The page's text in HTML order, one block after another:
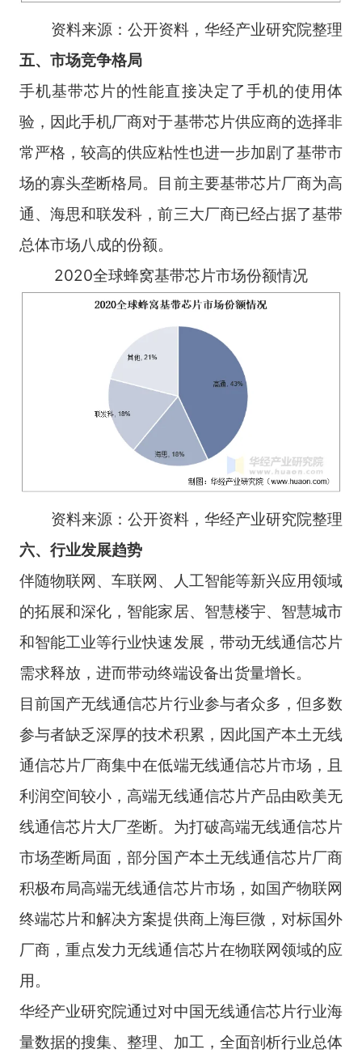
资料来源：公开资料，华经产业研究院整理
五、市场竞争格局
手机基带芯片的性能直接决定了手机的使用体
验，因此手机厂商对于基带芯片供应商的选择非
常严格，较高的供应粘性也进一步加剧了基带市
场的寡头垄断格局。目前主要基带芯片厂商为高
通、海思和联发科，前三大厂商已经占据了基带
总体市场八成的份额。
2020全球蜂窝基带芯片市场份额情况
资料来源：公开资料，华经产业研究院整理
六、行业发展趋势
伴随物联网、车联网、人工智能等新兴应用领域
的拓展和深化，智能家居、智慧楼宇、智慧城市
和智能工业等行业快速发展，带动无线通信芯片
需求释放，进而带动终端设备出货量增长。
目前国产无线通信芯片行业参与者众多，但多数
参与者缺乏深厚的技术积累，因此国产本土无线
通信芯片厂商集中在低端无线通信芯片市场，且
利润空间较小，高端无线通信芯片产品由欧美无
线通信芯片大厂垄断。为打破高端无线通信芯片
市场垄断局面，部分国产本土无线通信芯片厂商
积极布局高端无线通信芯片市场，如国产物联网
终端芯片和解决方案提供商上海巨微，对标国外
厂商，重点发力无线通信芯片在物联网领域的应
用。
华经产业研究院通过对中国无线通信芯片行业海
量数据的搜集、整理、加工，全面剖析行业总体